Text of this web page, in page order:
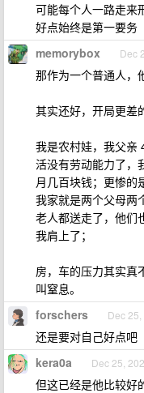
可能每个人一路走来
好点始终是第一要务
memorybox Dec
那作为一个普通人，
其实还好，开局更差
我是农村娃，我父亲
活没有劳动能力了，
月几百块钱；更惨的
我家就是两个父母两
老人都送走了，他们
我肩上了；
房，车的压力其实真
叫窒息。
forschers Dec
还是要对自己好点吧
kera0a Dec 25,
但这已经是他比较好